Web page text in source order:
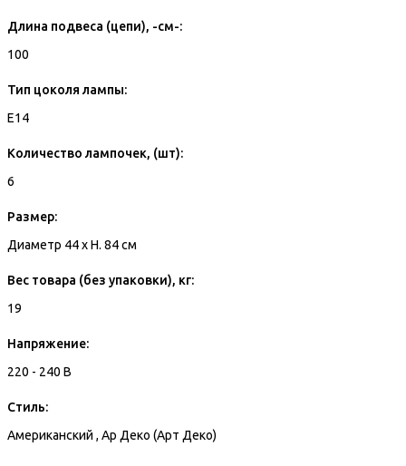
Длина подвеса (цепи), -см-:
100
Тип цоколя лампы:
E14
Количество лампочек, (шт):
6
Размер:
Диаметр 44 x H. 84 см
Вес товара (без упаковки), кг:
19
Напряжение:
220 - 240 В
Стиль:
Американский , Ар Деко (Арт Деко)